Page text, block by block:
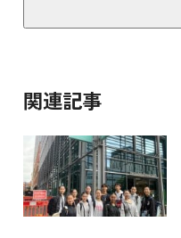
関連記事